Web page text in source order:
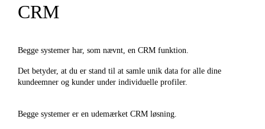
CRM
Begge systemer har, som nævnt, en CRM funktion.
Det betyder, at du er stand til at samle unik data for alle dine
kundeemner og kunder under individuelle profiler.
Begge systemer er en udemærket CRM løsning.